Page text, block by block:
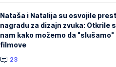
Nataša i Natalija su osvojile
nagradu za dizajn zvuka: Otkrile
nam kako možemo da "slušamo"
filmove
23